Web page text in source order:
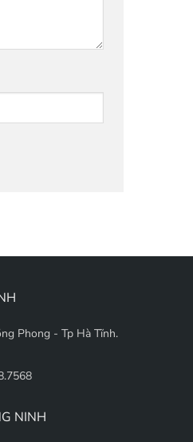
Phong - Tp Hà Tĩnh.
NINH